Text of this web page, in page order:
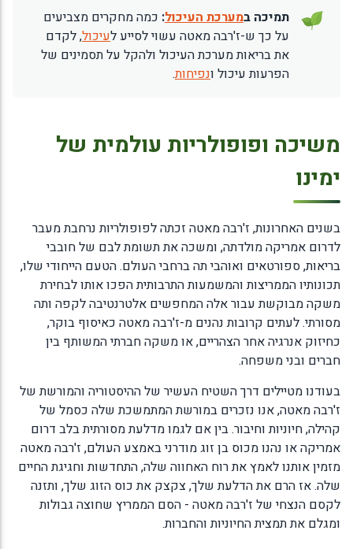
תמיכה במערכת העיכול: כמה מחקרים מצביעים
על כך ש-ז'רבה מאטה עשוי לסייע לעיכול, לקדם
את בריאות מערכת העיכול ולהקל על תסמינים של
הפרעות עיכול ונפיחות.
משיכה ופופולריות עולמית של
ימינו
בשנים האחרונות, ז'רבה מאטה זכתה לפופולריות נרחבת מעבר
לדרום אמריקה מולדתה, ומשכה את תשומת לבם של חובבי
בריאות, ספורטאים ואוהבי תה ברחבי העולם. הטעם הייחודי שלו,
תכונותיו הממריצות והמשמעות התרבותית הפכו אותו לבחירת
משקה מבוקשת עבור אלה המחפשים אלטרנטיבה לקפה ותה
מסורתי. לעתים קרובות נהנים מ-ז'רבה מאטה כאיסוף בוקר,
כחיזוק אנרגיה אחר הצהריים, או משקה חברתי המשותף בין
חברים ובני משפחה.
בעודנו מטיילים דרך השטיח העשיר של ההיסטוריה והמורשת של
ז'רבה מאטה, אנו נזכרים במורשת המתמשכת שלה כסמל של
קהילה, חיוניות וחיבור. בין אם לגמו מדלעת מסורתית בלב דרום
אמריקה או נהנו מכוס בן זוג מודרני באמצע העולם, ז'רבה מאטה
מזמין אותנו לאמץ את רוח האחווה שלה, התחדשות וחגיגת החיים
שלה. אז הרם את הדלעת שלך, צקצק את כוס הזוג שלך, ותזנה
לקסם הנצחי של ז'רבה מאטה - הסם הממריץ שחוצה גבולות
ומגלם את תמצית החיוניות והחברות.